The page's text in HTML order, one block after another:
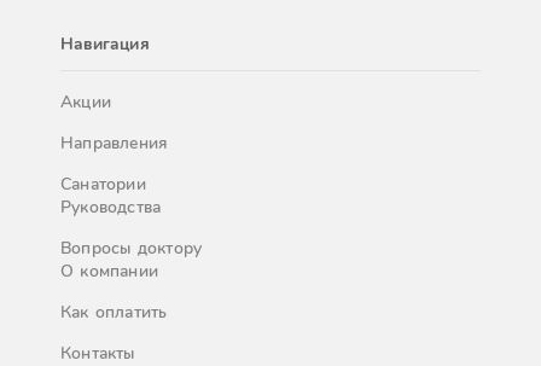
Навигация
Акции
Направления
Санатории
Руководства
Вопросы доктору
О компании
Как оплатить
Контакты